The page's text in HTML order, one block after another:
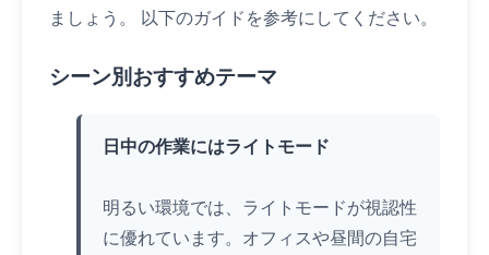
ましょう。 以下のガイドを参考にしてください。
シーン別おすすめテーマ
日中の作業にはライトモード
明るい環境では、ライトモードが視認性
に優れています。オフィスや昼間の自宅